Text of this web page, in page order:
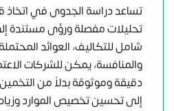
تساعد دراسة الجدوى في اتخاذ
تحليلات مفصلة ورؤى مستندة
شامل للتكاليف، العوائد
والمنافسة، يمكن للشركات
دقيقة وموثوقة بدلاً من
إلى تحسين تخصيص الموارد